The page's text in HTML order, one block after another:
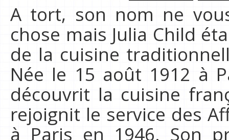
A tort, son nom ne
chose mais Julia Child
de la cuisine
Née le 15 août 1912 à
découvrit la cuisine
rejoignit le service des
à Paris en 1946. Son